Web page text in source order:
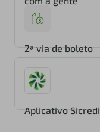
2ª via de boleto
Aplicativo Sicredi